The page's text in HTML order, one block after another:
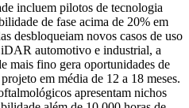
incluem pilotos de tecnologia
de fase acima de 20% em
desbloqueiam novos casos de uso
automotivo e industrial, a
mais fino gera oportunidades de
em média de 12 a 18 meses.
apresentam nichos